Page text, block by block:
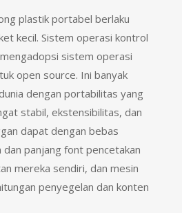
plastik portabel berlaku
kecil. Sistem operasi kontrol
sistem operasi
open source. Ini banyak
dengan portabilitas yang
stabil, ekstensibilitas, dan
dapat dengan bebas
dan panjang font pencetakan
mereka sendiri, dan mesin
penyegelan dan konten